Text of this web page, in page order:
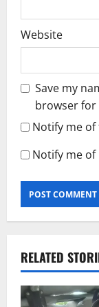
Website
Save my
browser for
Notify me
Notify me of
RELATED